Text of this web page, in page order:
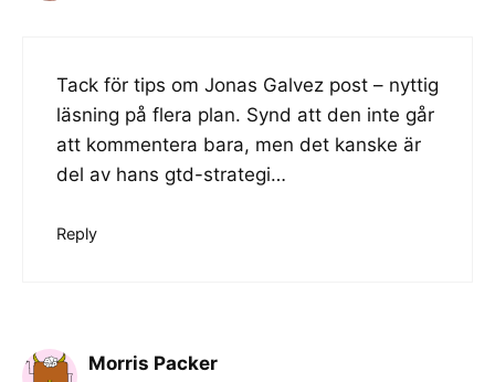
Tack för tips om Jonas Galvez post – nyttig
läsning på flera plan. Synd att den inte går
att kommentera bara, men det kanske är
del av hans gtd-strategi…
Reply
Morris Packer